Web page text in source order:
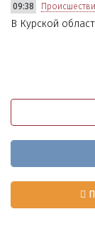
09:38
В Курской